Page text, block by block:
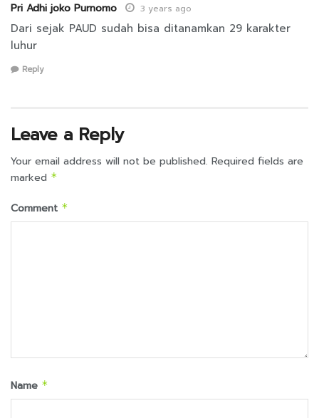
Pri Adhi joko Purnomo 3 years ago
Dari sejak PAUD sudah bisa ditanamkan 29 karakter
luhur
Reply
Leave a Reply
Your email address will not be published. Required fields are
marked *
Comment *
Name *